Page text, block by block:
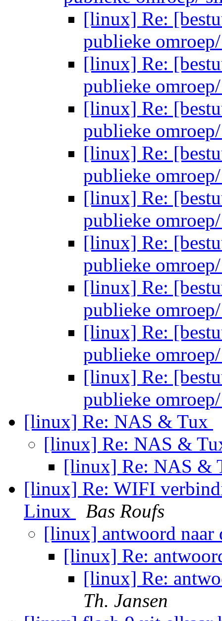
[linux] Re:
publieke
[linux] Re:
publieke
[linux] Re:
publieke
[linux] Re:
publieke
[linux] Re:
publieke
[linux] Re:
publieke
[linux] Re:
publieke
[linux] Re:
publieke
[linux] Re:
publieke
[linux] Re: NAS & Tux
[linux] Re: NAS &
[linux] Re: NAS &
[linux] Re: WIFI
Linux
Bas Roufs
[linux] antwoord naar
[linux] Re:
[linux] Re:
Th. Jansen